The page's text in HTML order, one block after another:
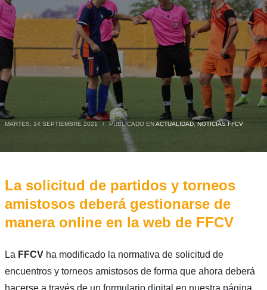
MARTES, 14 SEPTIEMBRE 2021 / PUBLICADO ENACTUALIDAD,NOTICIAS FFCV
La solicitud de partidos y torneos
amistosos deberá gestionarse de
manera online en la web de FFCV
La FFCV ha modificado la normativa de solicitud de
encuentros y torneos amistosos de forma que ahora deberá
hacerse a través de un formulario digital en nuestra página